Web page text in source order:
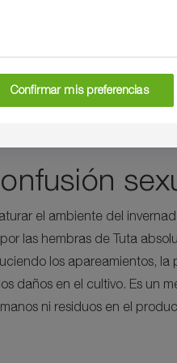
diseñado para la confusión
1-il acetato
certificado para
el ambiente del
las hembras de Tuta
los apareamientos, la
daños en el cultivo. Es un
ni residuos en el
Confirmar mis preferencias